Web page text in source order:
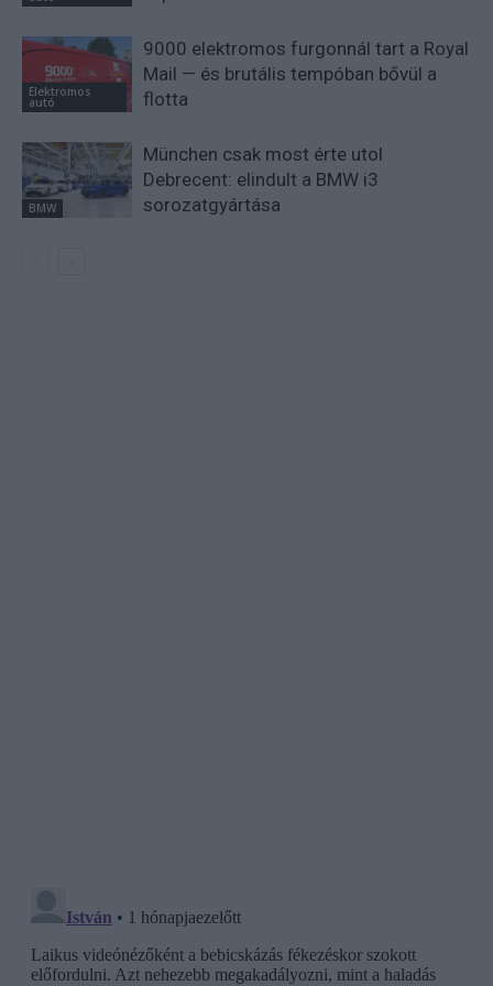
Elektromos
autó
9000 elektromos furgonnál tart a Royal
Mail — és brutális tempóban bővül a
flotta
BMW
München csak most érte utol
Debrecent: elindult a BMW i3
sorozatgyártása